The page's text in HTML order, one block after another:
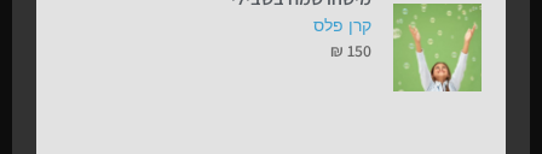
קרן פלס
₪ 150